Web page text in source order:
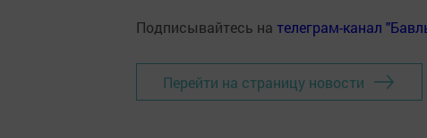
Подписывайтесь на телеграм-канал
Перейти на страницу новости